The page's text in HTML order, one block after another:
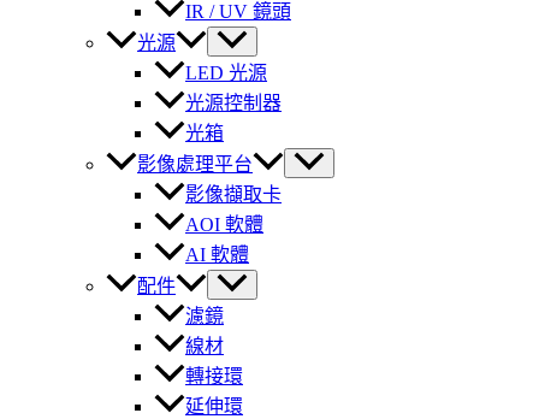
IR / UV 鏡頭
光源
LED 光源
光源控制器
光箱
影像處理平台
影像擷取卡
AOI 軟體
AI 軟體
配件
濾鏡
線材
轉接環
延伸環